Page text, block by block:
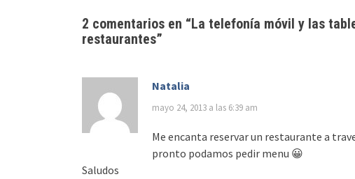
2 comentarios en “La telefonía móvil y las
restaurantes”
Natalia
mayo 24, 2013 a las 6:39 am
Me encanta reservar un restaurante a
pronto podamos pedir menu 😀
Saludos